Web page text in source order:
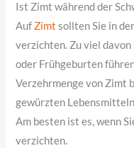
Ist Zimt während der
Auf Zimt sollten Sie in
verzichten. Zu viel davon
oder Frühgeburten
Verzehrmenge von Zimt
gewürzten
Am besten ist es, wenn
verzichten.